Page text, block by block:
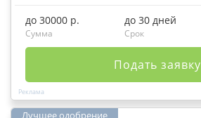
до 30000 р.
Сумма
до 30 дней
Срок
Подать заявку